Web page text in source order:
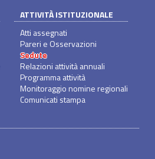
ATTIVITÀ ISTITUZIONALE
Atti assegnati
Pareri e Osservazioni
Sedute
Relazioni attività annuali
Programma attività
Monitoraggio nomine regionali
Comunicati stampa